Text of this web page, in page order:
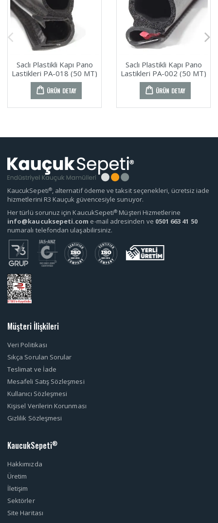
Saclı Plastikli Kapı Pano
Lastikleri PA-018 (50 MT)
ÜRÜN DETAY
Saclı Plastikli Kapı Pano
Lastikleri PA-002 (50 MT)
ÜRÜN DETAY
KaucukSepeti®, alternatif ödeme ve taksit seçenekleri, ücretsiz iade
hizmetlerini R3 Kauçuk güvencesiyle sunuyor.
Her türlü sorunuz için KaucukSepeti® Müşteri Hizmetlerine
info@kaucuksepeti.com e-mail adresinden ve 0501 663 41 50
numaralı telefondan ulaşabilirsiniz.
Müşteri İlişkileri
Veri Politikası
Sıkça Sorulan Sorular
Teslimat ve İade
Mesafeli Satış Sözleşmesi
Kullanıcı Sözleşmesi
Kişisel Verilerin Korunması
Gizlilik Sözleşmesi
KaucukSepeti®
Hakkımızda
Üretim
İletişim
Sektörler
Site Haritası